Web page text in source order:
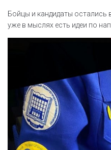
Бойцы и кандидаты остались
уже в мыслях есть идеи по